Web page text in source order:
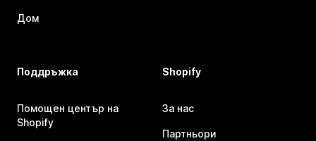
Дом
Поддръжка
Помощен център на
Shopify
Shopify
За нас
Партньори